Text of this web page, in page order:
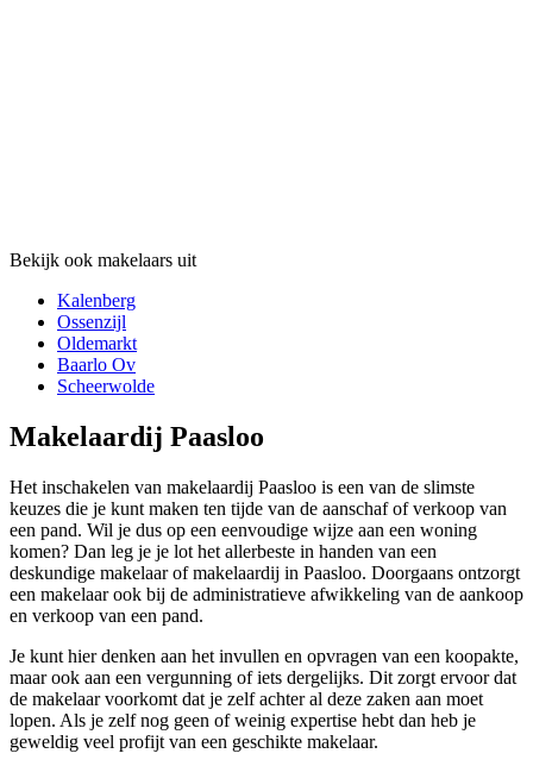
Bekijk ook makelaars uit
Kalenberg
Ossenzijl
Oldemarkt
Baarlo Ov
Scheerwolde
Makelaardij Paasloo
Het inschakelen van makelaardij Paasloo is een van de slimste
keuzes die je kunt maken ten tijde van de aanschaf of verkoop van
een pand. Wil je dus op een eenvoudige wijze aan een woning
komen? Dan leg je je lot het allerbeste in handen van een
deskundige makelaar of makelaardij in Paasloo. Doorgaans ontzorgt
een makelaar ook bij de administratieve afwikkeling van de aankoop
en verkoop van een pand.
Je kunt hier denken aan het invullen en opvragen van een koopakte,
maar ook aan een vergunning of iets dergelijks. Dit zorgt ervoor dat
de makelaar voorkomt dat je zelf achter al deze zaken aan moet
lopen. Als je zelf nog geen of weinig expertise hebt dan heb je
geweldig veel profijt van een geschikte makelaar.